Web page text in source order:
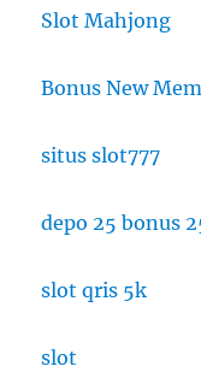
Slot Mahjong
Bonus New
situs slot777
depo 25 bonus
slot qris 5k
slot